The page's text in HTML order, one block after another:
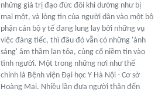
những giá trị đạo đức đôi khi dường như bị
mai một, và lòng tin của người dân vào một bộ
phận cán bộ y tế đang lung lay bởi những vụ
việc đáng tiếc, thì đâu đó vẫn có những 'ánh
sáng' âm thầm lan tỏa, củng cố niềm tin vào
tình người. Một trong những nơi như thế
chính là Bệnh viện Đại học Y Hà Nội - Cơ sở
Hoàng Mai. Nhiều lần đưa người thân đến